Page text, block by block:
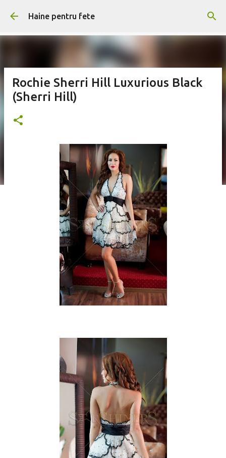
Treceți la conținutul principal
Haine pentru fete
Rochie Sherri Hill Luxurious Black
(Sherri Hill)